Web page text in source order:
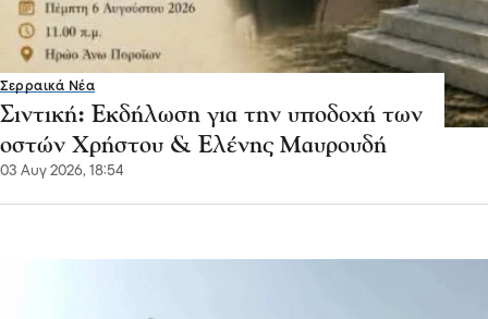
Σερραικά Νέα
Σιντική: Εκδήλωση για την υποδοχή των
οστών Χρήστου & Ελένης Μαυρουδή
03 Αυγ 2026, 18:54